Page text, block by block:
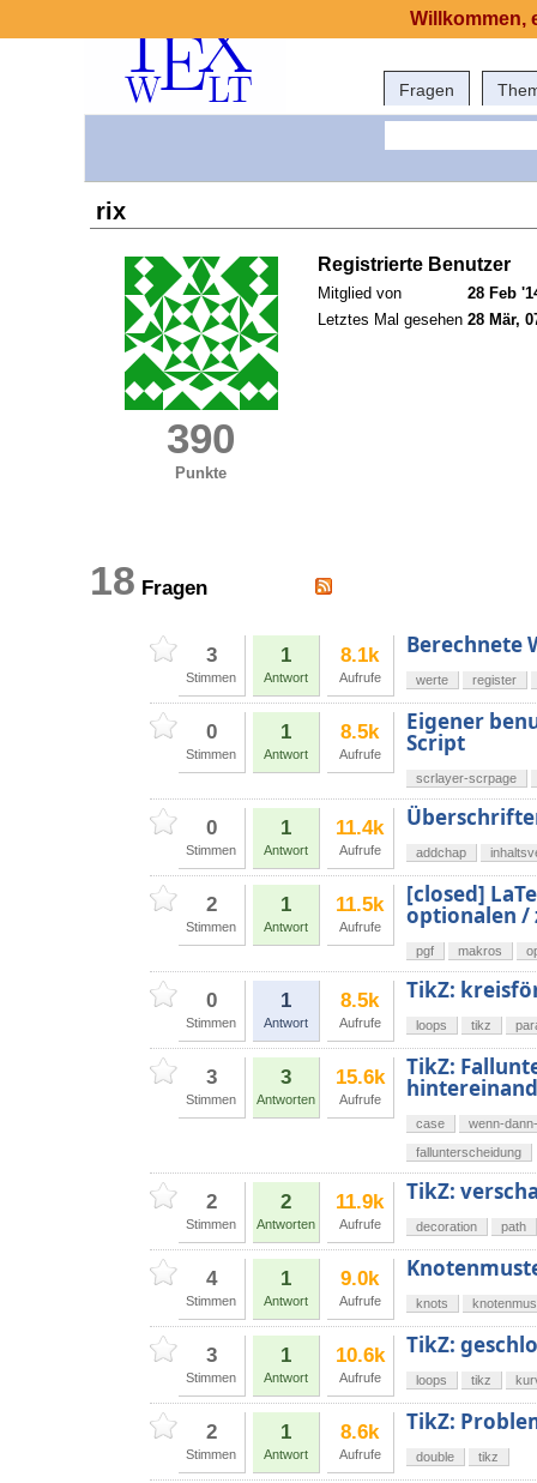
Fragen
rix
390
Punkte
Registrierte Benutzer
Mitglied von
28 Feb
Letztes Mal gesehen 28 Mär,
18 Fragen
3
Stimmen
1
Antwort
8.1k
Aufrufe
Berechnete
werte register
0
Stimmen
1
Antwort
8.5k
Aufrufe
Eigener
Script
scrlayer-scrpage
0
Stimmen
1
Antwort
11.4k
Aufrufe addchap
2
Stimmen
1
Antwort
11.5k
Aufrufe
[closed]
optionalen /
pgf makros
0
Stimmen
1
Antwort
8.5k
Aufrufe
TikZ:
loops tikz
3
Stimmen
3
Antworten
15.6k
Aufrufe
TikZ:
case
wenn-
fallunterscheidung
2
Stimmen
2
Antworten
11.9k
Aufrufe
TikZ:
decoration path
4
Stimmen
1
Antwort
9.0k
Aufrufe knots
3
Stimmen
1
Antwort
10.6k
Aufrufe
TikZ:
loops tikz
2
Stimmen
1
Antwort
8.6k
Aufrufe
TikZ:
double tikz
Willkommen,